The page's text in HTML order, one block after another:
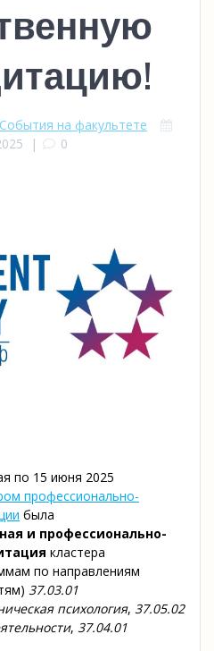
События на факультете
| 0
по 15 июня 2025
профессионально-
была
и профессионально-
кластера
по направлениям
37.03.01
психология, 37.05.02
, 37.04.01